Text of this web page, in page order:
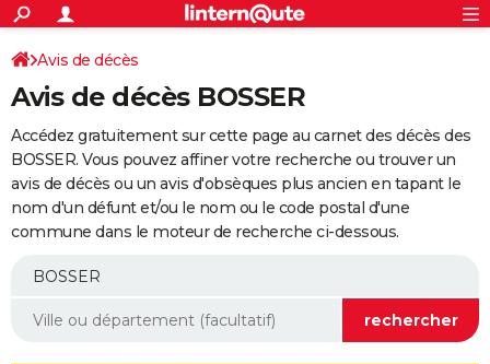
ACTUALITÉS
Politique
Société
Faits Divers
Education
Monde
Villes
+
SPORT
Coupe du monde 2026
Football
Tennis
Cyclisme
Rugby
Forum
Programme TV
TNT
Streaming
Cinéma
Sorties cinéma
Musique
+
FINANCE
Retraite
Epargne
Immobilier
Risques naturels par ville
Banque
Assurance
AUTO
Essais
Réserver un essai
Citadines
Berlines
SUV
Forum auto
+
Mobiles
Meilleur smartphone
Internet
Ordinateurs
Jeux vidéo
Guide high-tech
Aménagement intérieur
Avis de décès
Avis de décès BOSSER
Accédez gratuitement sur cette page au carnet des décès des
BOSSER. Vous pouvez affiner votre recherche ou trouver un
avis de décès ou un avis d'obsèques plus ancien en tapant le
nom d'un défunt et/ou le nom ou le code postal d'une
commune dans le moteur de recherche ci-dessous.